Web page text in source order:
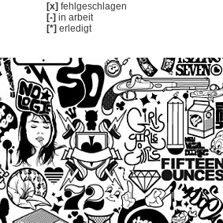
[x] fehlgeschlagen
[-] in arbeit
[*] erledigt